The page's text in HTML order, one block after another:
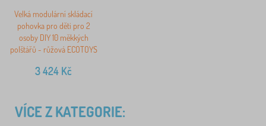
Velká modulární skládací
pohovka pro děti pro 2
osoby DIY 10 měkkých
polštářů - růžová ECOTOYS
3 424 Kč
VÍCE Z KATEGORIE: